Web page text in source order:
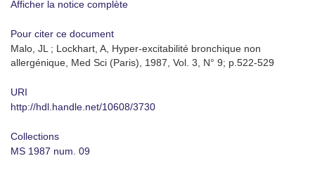
Afficher la notice complète
Pour citer ce document
Malo, JL ; Lockhart, A, Hyper-excitabilité bronchique non
allergénique, Med Sci (Paris), 1987, Vol. 3, N° 9; p.522-529
URI
http://hdl.handle.net/10608/3730
Collections
MS 1987 num. 09